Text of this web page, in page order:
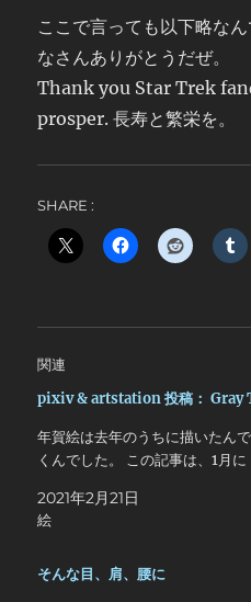
ここで言っても以下略な
なさんありがとうだぜ。
Thank you Star Trek
prosper. 長寿と繁栄を。
SHARE :
関連
pixiv & artstation 投稿： Gray
年賀絵は去年のうちに描いたん
くんでした。 この記事は、1月
2021年2月21日
絵
そんな目、肩、腰に